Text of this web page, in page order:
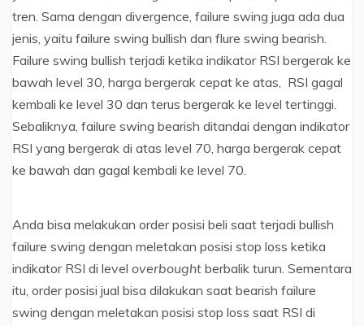
tren. Sama dengan divergence, failure swing juga ada dua
jenis, yaitu failure swing bullish dan flure swing bearish.
Failure swing bullish terjadi ketika indikator RSI bergerak ke
bawah level 30, harga bergerak cepat ke atas, RSI gagal
kembali ke level 30 dan terus bergerak ke level tertinggi.
Sebaliknya, failure swing bearish ditandai dengan indikator
RSI yang bergerak di atas level 70, harga bergerak cepat
ke bawah dan gagal kembali ke level 70.
Anda bisa melakukan order posisi beli saat terjadi bullish
failure swing dengan meletakan posisi stop loss ketika
indikator RSI di level overbought berbalik turun. Sementara
itu, order posisi jual bisa dilakukan saat bearish failure
swing dengan meletakan posisi stop loss saat RSI di